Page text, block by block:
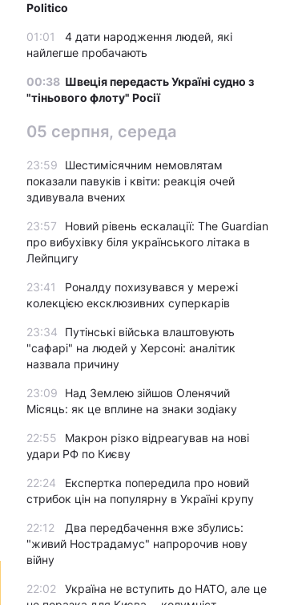
Politico
01:01
4 дати народження людей, які
найлегше пробачають
00:38 Швеція передасть Україні судно з
"тіньового флоту" Росії
05 серпня, середа
23:59
Шестимісячним немовлятам
показали павуків і квіти: реакція очей
здивувала вчених
23:57
Новий рівень ескалації: The Guardian
про вибухівку біля українського літака в
Лейпцигу
23:41
Роналду похизувався у мережі
колекцією ексклюзивних суперкарів
23:34
Путінські війська влаштовують
"сафарі" на людей у Херсоні: аналітик
назвала причину
23:09
Над Землею зійшов Оленячий
Місяць: як це вплине на знаки зодіаку
22:55
Макрон різко відреагував на нові
удари РФ по Києву
22:24
Експертка попередила про новий
стрибок цін на популярну в Україні крупу
22:12
Два передбачення вже збулись:
"живий Нострадамус" напророчив нову
війну
22:02
Україна не вступить до НАТО, але це